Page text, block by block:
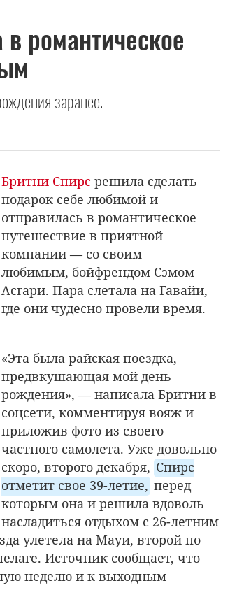
романтическое
заранее.
Бритни Спирс решила сделать
подарок себе любимой и
отправилась в романтическое
путешествие в приятной
компании — со своим
любимым, бойфрендом Сэмом
Асгари. Пара слетала на Гавайи,
где они чудесно провели время.
«Эта была райская поездка,
предвкушающая мой день
рождения», — написала Бритни в
соцсети, комментируя вояж и
приложив фото из своего
частного самолета. Уже довольно
скоро, второго декабря, Спирс
отметит свое 39-летие, перед
которым она и решила вдоволь
насладиться отдыхом с 26-летним
улетела на Мауи, второй по
Источник сообщает, что
неделю и к выходным